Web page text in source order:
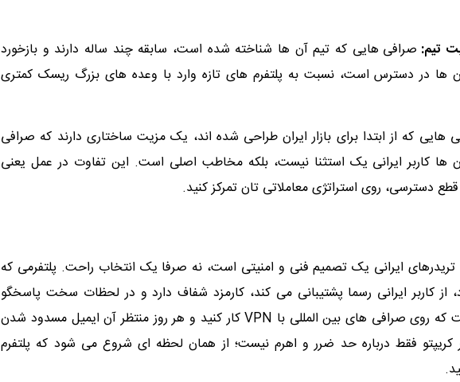
تیم: صرافی هایی که تیم آن ها شناخته شده است، سابقه چند ساله دارند و بازخورد
آن ها در دسترس است، نسبت به پلتفرم های تازه وارد با وعده های بزرگ ریسک کمتری
که از ابتدا برای بازار ایران طراحی شده اند، یک مزیت ساختاری دارند که صرافی
آن ها کاربر ایرانی یک استثنا نیست، بلکه مخاطب اصلی است. این تفاوت در عمل یعنی
قطع دسترسی، روی استراتژی معاملاتی تان تمرکز کنید.
تریدرهای ایرانی یک تصمیم فنی و امنیتی است، نه صرفا یک انتخاب راحت. پلتفرمی که
از کاربر ایرانی رسما پشتیبانی می کند، کارمزد شفاف دارد و در لحظات سخت پاسخگو
است، با اختلاف بهتر از آن است که روی صرافی های بین المللی با VPN کار کنید و هر روز منتظر آن ایمیل مسدود شدن
کریپتو فقط درباره حد ضرر و اهرم نیست؛ از همان لحظه ای شروع می شود که پلتفرم